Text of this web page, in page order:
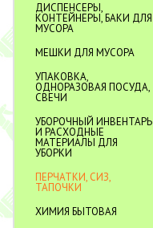
ДИСПЕНСЕРЫ,
КОНТЕЙНЕРЫ, БАКИ ДЛЯ
МУСОРА
МЕШКИ ДЛЯ МУСОРА
УПАКОВКА,
ОДНОРАЗОВАЯ ПОСУДА,
СВЕЧИ
УБОРОЧНЫЙ ИНВЕНТАРЬ
И РАСХОДНЫЕ
МАТЕРИАЛЫ ДЛЯ
УБОРКИ
ПЕРЧАТКИ, СИЗ,
ТАПОЧКИ
ХИМИЯ БЫТОВАЯ